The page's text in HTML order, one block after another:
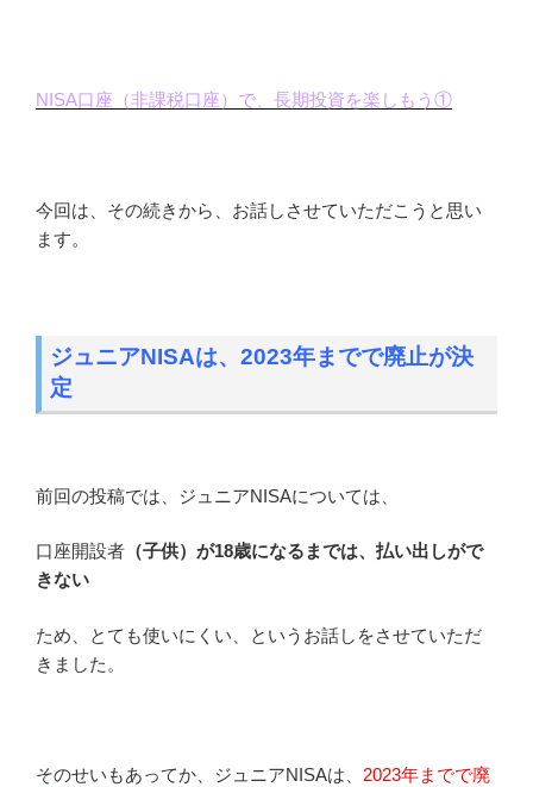
NISA口座（非課税口座）で、長期投資を楽しもう①
今回は、その続きから、お話しさせていただこうと思い
ます。
ジュニアNISAは、2023年までで廃止が決
定
前回の投稿では、ジュニアNISAについては、
口座開設者 （子供）が18歳になるまでは、払い出しがで
きない
ため、とても使いにくい、というお話しをさせていただ
きました。
そのせいもあってか、ジュニアNISAは、 2023年までで廃